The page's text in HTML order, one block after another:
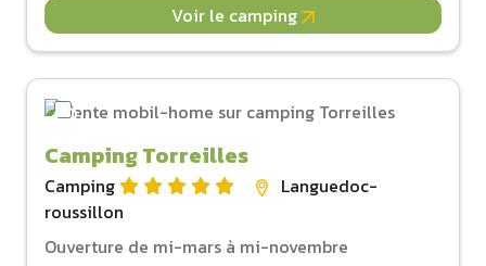
Voir le camping
Camping Torreilles
Camping
Languedoc-
roussillon
Ouverture de mi-mars à mi-novembre